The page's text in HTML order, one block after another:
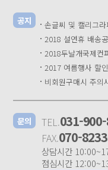
공지 · 손글씨 및 캘리그
· 2018 설연휴 배송
· 2018두날개국제컨
· 2017 여름행사 할인
· 비회원구매시 주의
문의 TEL.031-
FAX.070-
상담시간
점심시간